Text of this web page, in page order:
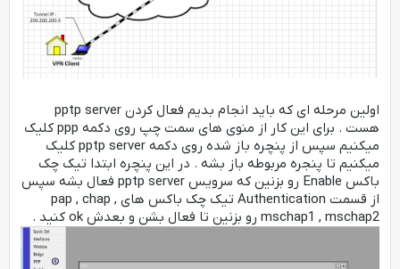
اولین مرحله ای که باید انجام بدیم فعال کردن pptp server
هست . برای این کار از منوی های سمت چپ روی دکمه ppp کلیک
میکنیم سپس از پنچره باز شده روی دکمه pptp server کلیک
میکنیم تا پنجره مربوطه باز بشه . در این پنچره ابتدا تیک چک
باکس Enable رو بزنین که سرویس pptp server فعال بشه سپس
از قسمت Authentication تیک چک باکس های pap , chap ,
mschap1 , mschap2 رو بزنین تا فعال بشن و بعدش ok کنید .